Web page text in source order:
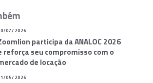
07/2026
participa da ANALOC 2026
reforça seu compromisso com o
de locação
05/2026